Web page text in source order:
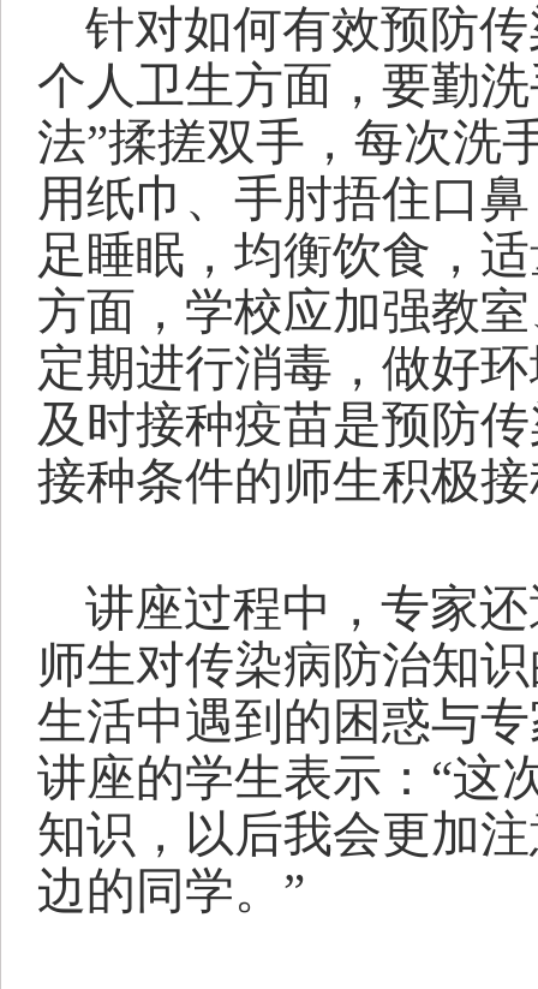
针对如何有效预防
个人卫生方面，要勤
法”揉搓双手，每次洗
用纸巾、手肘捂住口
足睡眠，均衡饮食，
方面，学校应加强教
定期进行消毒，做好
及时接种疫苗是预防
接种条件的师生积极
讲座过程中，专家
师生对传染病防治知
生活中遇到的困惑与
讲座的学生表示： “这
知识，以后我会更加
边的同学。”